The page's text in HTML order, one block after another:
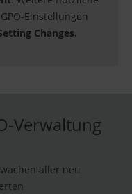
Einstellungen
Changes.
Verwaltung
aller neu